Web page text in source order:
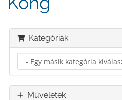
Kategóriák
Műveletek